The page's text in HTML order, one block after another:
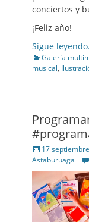
conciertos y
¡Feliz año!
Sigue
Categories
Galería
musical,
Posted
on
17
Astaburuaga